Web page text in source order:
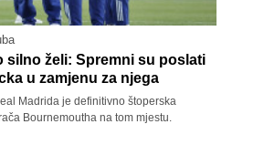
silno želi: Spremni su poslati
u zamjenu za njega
Madrida je definitivno štoperska
Bournemoutha na tom mjestu.